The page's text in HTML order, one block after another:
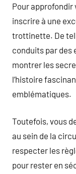
Pour approfondir
inscrire à une
trottinette. De
conduits par des
montrer les
l’histoire
emblématiques.
Toutefois, vous
au sein de la
respecter les
pour rester en